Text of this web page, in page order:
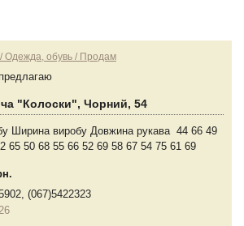
Одежда, обувь / Продам
"Колоски", Чорний, 54
Ширина виробу Довжина рукава 44 66 49
65 50 68 55 66 52 69 58 67 54 75 61 69
(067)5422323